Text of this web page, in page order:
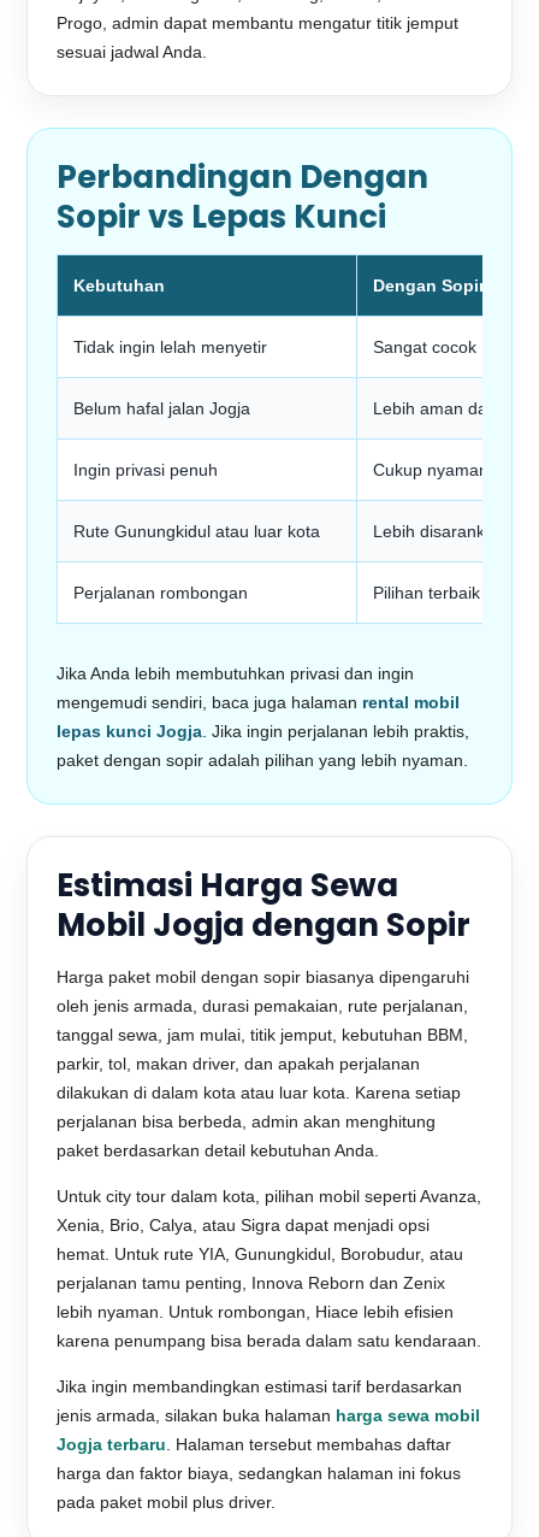
Progo, admin dapat membantu mengatur titik jemput
sesuai jadwal Anda.
Perbandingan Dengan
Sopir vs Lepas Kunci
Kebutuhan Dengan Sopir
Tidak ingin lelah menyetir Sangat cocok
Belum hafal jalan Jogja Lebih aman dan
Ingin privasi penuh Cukup nyaman
Rute Gunungkidul atau luar kota Lebih disarankan
Perjalanan rombongan Pilihan terbaik
Jika Anda lebih membutuhkan privasi dan ingin
mengemudi sendiri, baca juga halaman rental mobil
lepas kunci Jogja . Jika ingin perjalanan lebih praktis,
paket dengan sopir adalah pilihan yang lebih nyaman.
Estimasi Harga Sewa
Mobil Jogja dengan Sopir
Harga paket mobil dengan sopir biasanya dipengaruhi
oleh jenis armada, durasi pemakaian, rute perjalanan,
tanggal sewa, jam mulai, titik jemput, kebutuhan BBM,
parkir, tol, makan driver, dan apakah perjalanan
dilakukan di dalam kota atau luar kota. Karena setiap
perjalanan bisa berbeda, admin akan menghitung
paket berdasarkan detail kebutuhan Anda.
Untuk city tour dalam kota, pilihan mobil seperti Avanza,
Xenia, Brio, Calya, atau Sigra dapat menjadi opsi
hemat. Untuk rute YIA, Gunungkidul, Borobudur, atau
perjalanan tamu penting, Innova Reborn dan Zenix
lebih nyaman. Untuk rombongan, Hiace lebih efisien
karena penumpang bisa berada dalam satu kendaraan.
Jika ingin membandingkan estimasi tarif berdasarkan
jenis armada, silakan buka halaman harga sewa mobil
Jogja terbaru . Halaman tersebut membahas daftar
harga dan faktor biaya, sedangkan halaman ini fokus
pada paket mobil plus driver.